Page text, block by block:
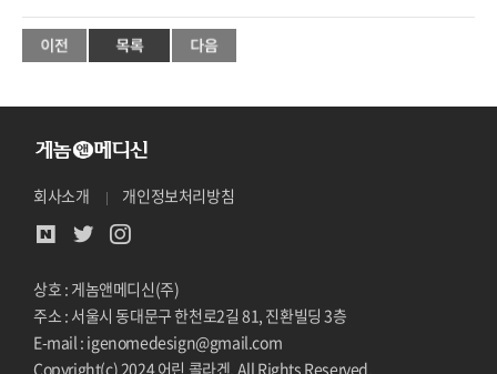
회사소개 개인정보처리방침
상호 : 게놈앤메디신(주)
주소 : 서울시 동대문구 한천로2길 81, 진환빌딩 3층
E-mail : igenomedesign@gmail.com
Copyright(c) 2024 어린 콜라겐. All Rights Reserved.